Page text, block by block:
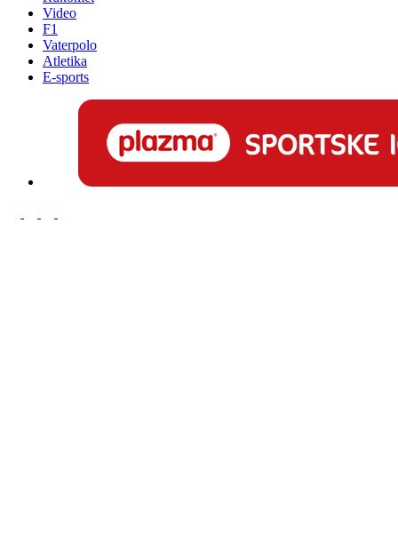
Video
F1
Vaterpolo
Atletika
E-sports